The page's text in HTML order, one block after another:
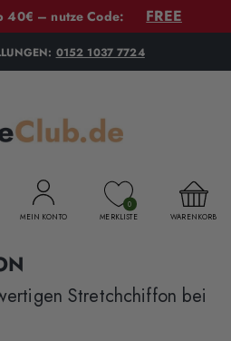
40€ – nutze Code: FREE
0152 1037 7724
MEIN KONTO WARENKORB
MERKLISTE
0
Stretchchiffon bei